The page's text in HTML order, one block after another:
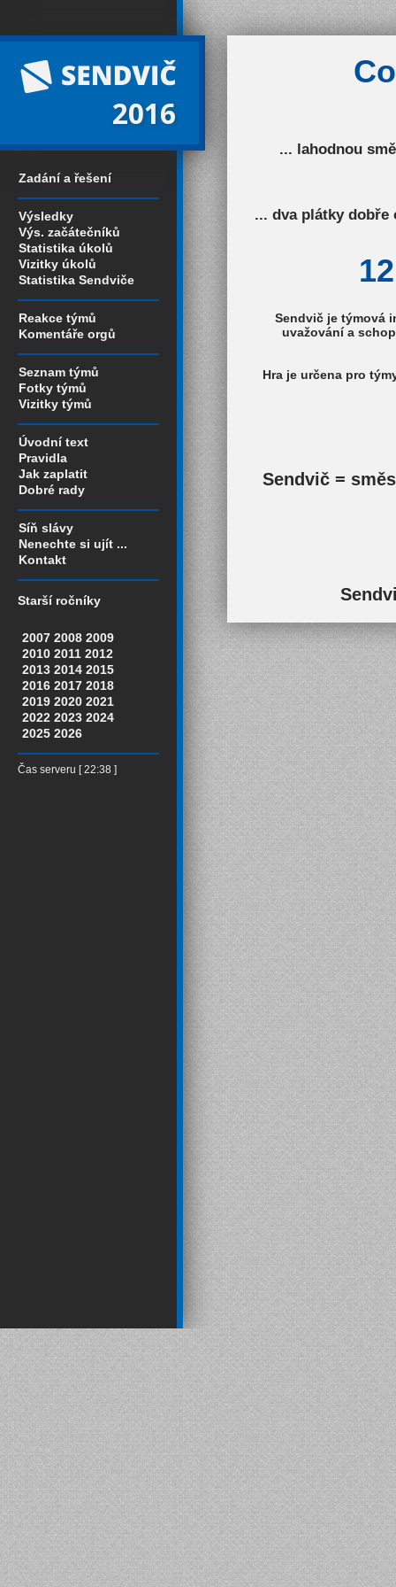
2016
Zadání a řešení
Výsledky
Výs. začátečníků
Statistika úkolů
Vizitky úkolů
Statistika Sendviče
Reakce týmů
Komentáře orgů
Seznam týmů
Fotky týmů
Vizitky týmů
Úvodní text
Pravidla
Jak zaplatit
Dobré rady
Síň slávy
Nenechte si ujít ...
Kontakt
Starší ročníky
2007 2008 2009
2010 2011 2012
2013 2014 2015
2016 2017 2018
2019 2020 2021
2022 2023 2024
2025 2026
Čas serveru [ 22:38 ]
... lahodnou
... dva plátky dobře
Sendvič je týmová
uvažování a
Hra je určena pro
Sendvič =